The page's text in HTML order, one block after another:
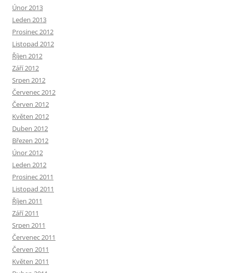
Únor 2013
Leden 2013
Prosinec 2012
Listopad 2012
Říjen 2012
Září 2012
Srpen 2012
Červenec 2012
Červen 2012
Květen 2012
Duben 2012
Březen 2012
Únor 2012
Leden 2012
Prosinec 2011
Listopad 2011
Říjen 2011
Září 2011
Srpen 2011
Červenec 2011
Červen 2011
Květen 2011